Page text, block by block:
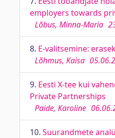
employers towards
Lõbus, Minna-Maria
8. E-valitsemine:
Lõhmus, Kaisa
9. Eesti X-tee kui
Private Partnerships
Paide, Karoline
10. Suurandmete